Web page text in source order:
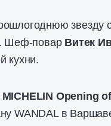
звезду
Шеф-повар Витек
кухни.
MICHELIN Opening
WANDAL в